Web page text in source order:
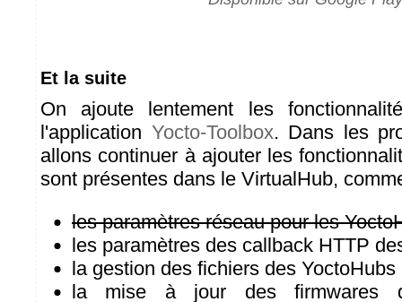
Et la suite
On ajoute lentement les
l'application Yocto-Toolbox. Dans les
allons continuer à ajouter les
sont présentes dans le VirtualHub,
les paramètres réseau pour les
les paramètres des callback HTTP
la gestion des fichiers des YoctoHubs
la mise à jour des firmwares